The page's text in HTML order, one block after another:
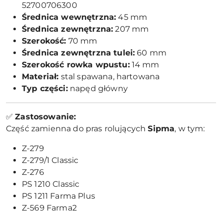
52700706300
Średnica wewnętrzna: 45 mm
Średnica zewnętrzna: 207 mm
Szerokość: 70 mm
Średnica zewnętrzna tulei: 60 mm
Szerokość rowka wpustu:14 mm
Materiał: stal spawana, hartowana
Typ części:napęd główny
✅Zastosowanie:
Część zamienna do pras rolującychSipma, w tym:
Z-279
Z-279/1 Classic
Z-276
PS 1210 Classic
PS 1211 Farma Plus
Z-569 Farma2